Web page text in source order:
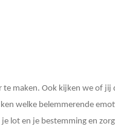
te maken. Ook kijken we of jij
welke belemmerende
lot en je bestemming en